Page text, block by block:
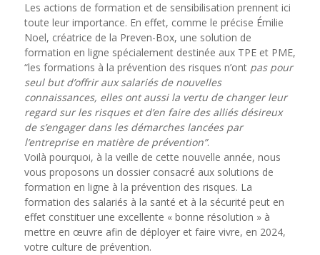
Les actions de formation et de sensibilisation prennent ici
toute leur importance. En effet, comme le précise Émilie
Noel, créatrice de la Preven-Box, une solution de
formation en ligne spécialement destinée aux TPE et PME,
“les formations à la prévention des risques n’ontpas pour
seul but d’offrir aux salariés de nouvelles
connaissances, elles ont aussi la vertu de changer leur
regard sur les risques et d’en faire des alliés désireux
de s’engager dans les démarches lancées par
l’entreprise en matière de prévention”.
Voilà pourquoi, à la veille de cette nouvelle année, nous
vous proposons un dossier consacré aux solutions de
formation en ligne à la prévention des risques. La
formation des salariés à la santé et à la sécurité peut en
effet constituer une excellente « bonne résolution » à
mettre en œuvre afin de déployer et faire vivre, en 2024,
votre culture de prévention.